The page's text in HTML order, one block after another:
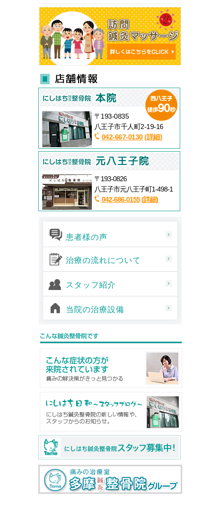
〒193-0835
八王子市千人町2-19-16
042-667-0130 (詳細)
〒193-0826
八王子市元八王子町1-498-1
042-686-0155 (詳細)
患者様の声
治療の流れについて
スタッフ紹介
当院の治療設備